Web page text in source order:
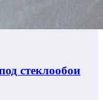
стеклообои